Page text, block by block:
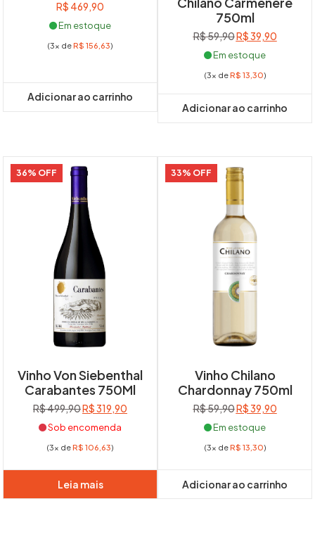
R$ 469,90
Em estoque
(3x deR$ 156,63)
Adicionar ao carrinho
750ml
R$59,90O
preço
original
era:
R$39,90O
Em estoque
(3x deR$ 13,30)
Adicionar ao carrinho
36% OFF
Vinho Von Siebenthal
Carabantes 750Ml
R$499,90O
era:
R$319,90
Sob encomenda
(3x deR$ 106,63)
Leia mais
33% OFF
Vinho Chilano
Chardonnay 750ml
R$59,90O
preço
original
era:
R$39,90O
Em estoque
(3x deR$ 13,30)
Adicionar ao carrinho